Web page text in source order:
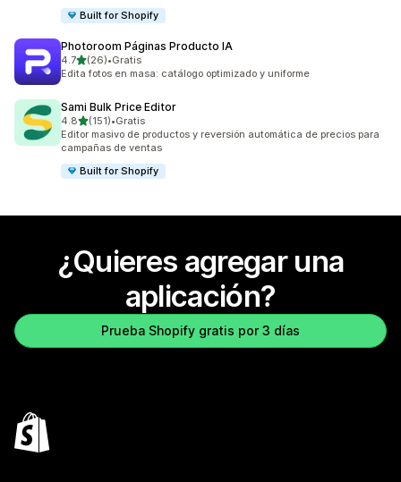
Built for Shopify
Photoroom Páginas Producto IA
4.7de 5 estrellas
(26)
26 reseñas en total
•Gratis
Edita fotos en masa: catálogo optimizado y uniforme
Sami Bulk Price Editor
4.8de 5 estrellas
(151)
151 reseñas en total
•Gratis
Editor masivo de productos y reversión automática de precios para
campañas de ventas
Built for Shopify
¿Quieres agregar una
aplicación?
Prueba Shopify gratis por 3 días